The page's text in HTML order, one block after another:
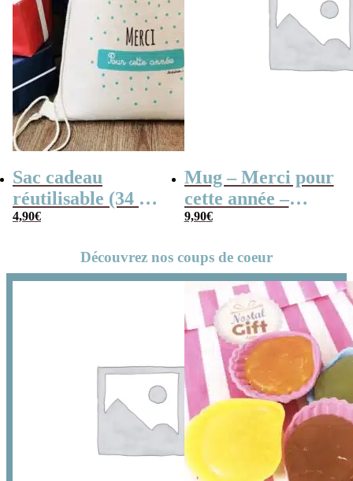
Sac cadeau
réutilisable (34 x
42 x cm) et sa
pour cette année
4,90€
Mug – Merci pour
cette année –
Collection “Dessin
9,90€
Découvrez nos coups de coeur